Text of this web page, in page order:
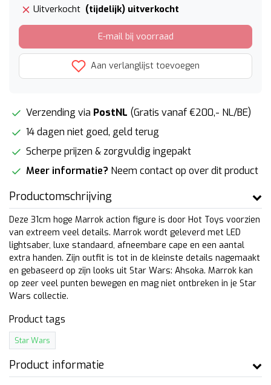
Uitverkocht (tijdelijk) uitverkocht
E-mail bij voorraad
Aan verlanglijst toevoegen
Verzending via PostNL (Gratis vanaf €200,- NL/BE)
14 dagen niet goed, geld terug
Scherpe prijzen & zorgvuldig ingepakt
Meer informatie? Neem contact op over dit product
Productomschrijving
Deze 31cm hoge Marrok action figure is door Hot Toys voorzien
van extreem veel details. Marrok wordt geleverd met LED
lightsaber, luxe standaard, afneembare cape en een aantal
extra handen. Zijn outfit is tot in de kleinste details nagemaakt
en gebaseerd op zijn looks uit Star Wars: Ahsoka. Marrok kan
op zeer veel punten bewegen en mag niet ontbreken in je Star
Wars collectie.
Product tags
Star Wars
Product informatie